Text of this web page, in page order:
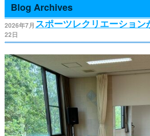
Blog Archives
スポーツレクリエーション
2026年7月
22日